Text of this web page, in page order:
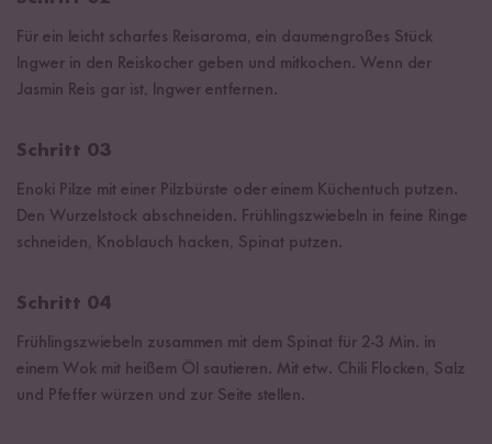
Für ein leicht scharfes Reisaroma, ein daumengroßes Stück
Ingwer in den Reiskocher geben und mitkochen. Wenn der
Jasmin Reis gar ist, Ingwer entfernen.
Schritt 03
Enoki Pilze mit einer Pilzbürste oder einem Küchentuch putzen.
Den Wurzelstock abschneiden. Frühlingszwiebeln in feine Ringe
schneiden, Knoblauch hacken, Spinat putzen.⁠
Schritt 04
Frühlingszwiebeln zusammen mit dem Spinat für 2-3 Min. in
einem Wok mit heißem Öl sautieren. Mit etw. Chili Flocken, Salz
und Pfeffer würzen und zur Seite stellen.